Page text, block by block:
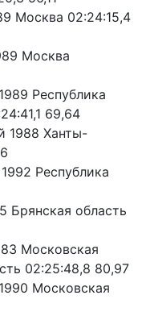
Москва 02:24:15,4
Москва
Республика
69,64
1988 Ханты-
Республика
Брянская область
Московская
02:25:48,8 80,97
Московская